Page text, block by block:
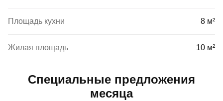
Площадь кухни 8 м²
Жилая площадь 10 м²
Специальные предложения
месяца